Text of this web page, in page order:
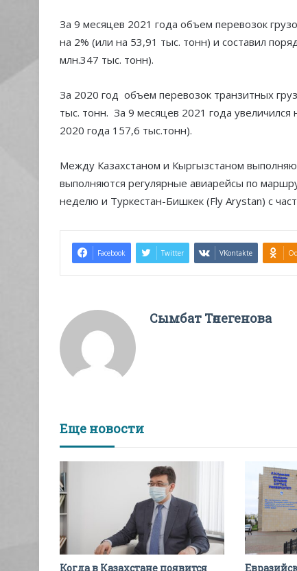
За 9 месяцев 2021 года объем перевозок
на 2% (или на 53,91 тыс. тонн) и составил
млн.347 тыс. тонн).
За 2020 год объем перевозок транзитных
тыс. тонн. За 9 месяцев 2021 года
2020 года 157,6 тыс.тонн).
Между Казахстаном и Кыргызстаном
выполняются регулярные авиарейсы по
неделю и Туркестан-Бишкек (Fly Arystan) с
Facebook Twitter VKontakte
Сымбат Төлегенова
Еще новости
Когда в Казахстане появится